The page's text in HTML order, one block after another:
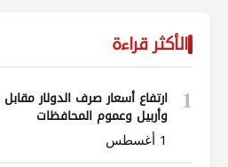
الأكثر قراءة
1 ارتفاع أسعار صرف الدولار
وأربيل وعموم المحافظات
1 أغسطس